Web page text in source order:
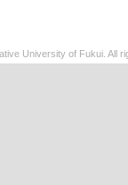
University of Fukui. All